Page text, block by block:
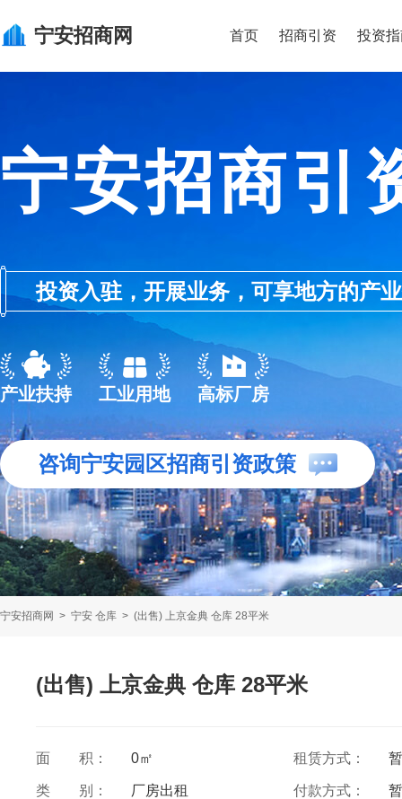
宁安招商网 首页 招商引资 投资
宁安招商引
投资入驻，开展业务，可享地方的产
产业扶持 工业用地 高标厂房
咨询宁安园区招商引资政策
宁安招商网 > 宁安 仓库 > (出售) 上京金典 仓库 28平米
(出售) 上京金典 仓库 28平米
面 积： 0㎡ 租赁方式：
类 别： 厂房出租 付款方式：